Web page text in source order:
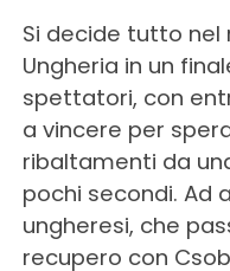
Si decide tutto nel
Ungheria in un
spettatori, con
a vincere per
ribaltamenti da
pochi secondi. Ad
ungheresi, che
recupero con